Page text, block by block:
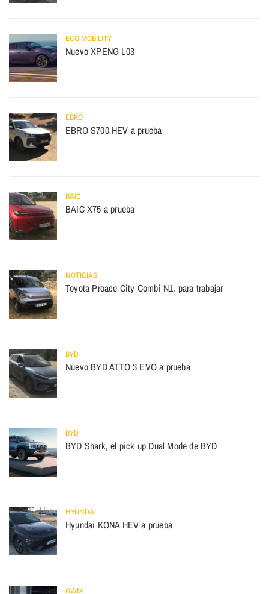
ECO MOBILITY
Nuevo XPENG L03
EBRO
EBRO S700 HEV a prueba
BAIC
BAIC X75 a prueba
NOTICIAS
Toyota Proace City Combi N1, para trabajar
BYD
Nuevo BYD ATTO 3 EVO a prueba
BYD
BYD Shark, el pick up Dual Mode de BYD
HYUNDAI
Hyundai KONA HEV a prueba
GWM